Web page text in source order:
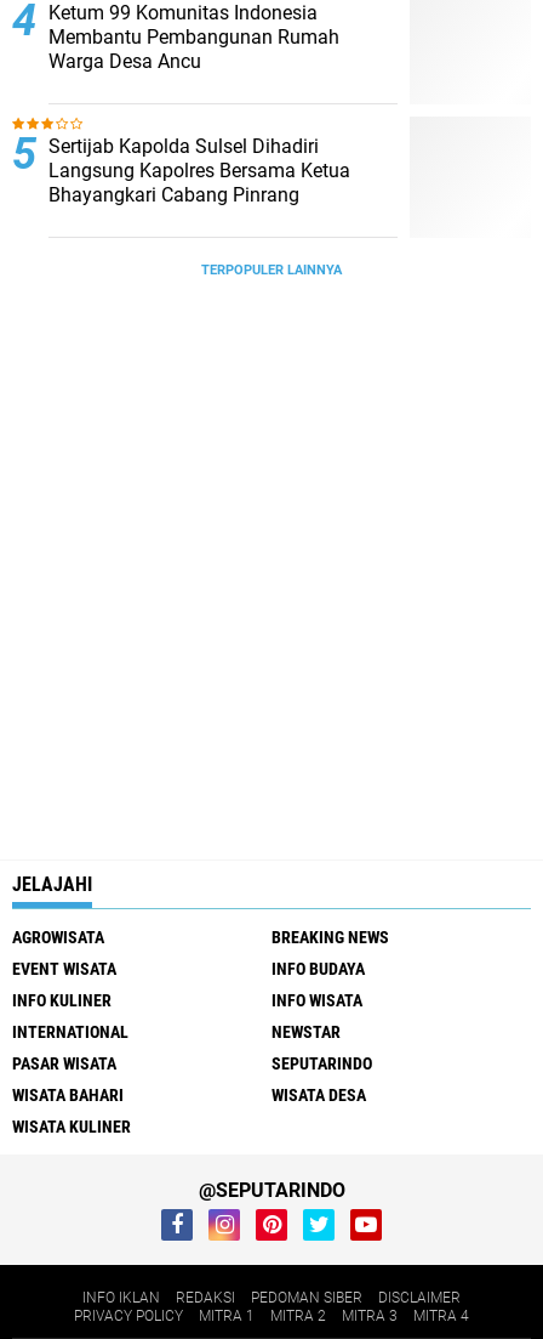
Ketum 99 Komunitas Indonesia
Membantu Pembangunan Rumah
Warga Desa Ancu
Sertijab Kapolda Sulsel Dihadiri
Langsung Kapolres Bersama Ketua
Bhayangkari Cabang Pinrang
TERPOPULER LAINNYA
JELAJAHI
AGROWISATA
BREAKING NEWS
EVENT WISATA
INFO BUDAYA
INFO KULINER
INFO WISATA
INTERNATIONAL
NEWSTAR
PASAR WISATA
SEPUTARINDO
WISATA BAHARI
WISATA DESA
WISATA KULINER
@SEPUTARINDO
INFO IKLAN REDAKSI PEDOMAN SIBER
DISCLAIMER
PRIVACY POLICY
MITRA 1 MITRA 2 MITRA 3 MITRA 4